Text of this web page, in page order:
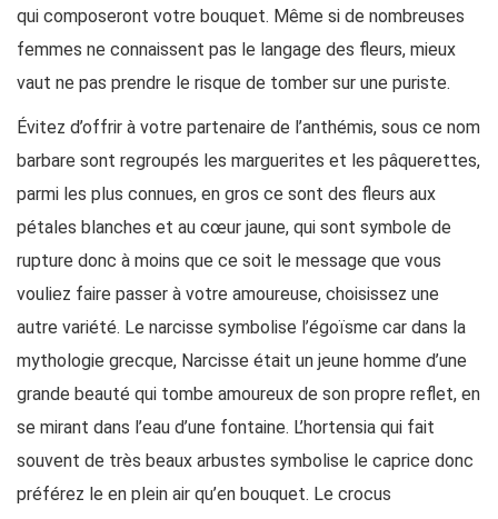
qui composeront votre bouquet. Même si de nombreuses
femmes ne connaissent pas le langage des fleurs, mieux
vaut ne pas prendre le risque de tomber sur une puriste.
Évitez d’offrir à votre partenaire de l’anthémis, sous ce nom
barbare sont regroupés les marguerites et les pâquerettes,
parmi les plus connues, en gros ce sont des fleurs aux
pétales blanches et au cœur jaune, qui sont symbole de
rupture donc à moins que ce soit le message que vous
vouliez faire passer à votre amoureuse, choisissez une
autre variété. Le narcisse symbolise l’égoïsme car dans la
mythologie grecque, Narcisse était un jeune homme d’une
grande beauté qui tombe amoureux de son propre reflet, en
se mirant dans l’eau d’une fontaine. L’hortensia qui fait
souvent de très beaux arbustes symbolise le caprice donc
préférez le en plein air qu’en bouquet. Le crocus